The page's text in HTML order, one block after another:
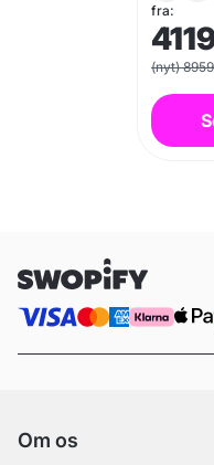
fra:
(nyt)
Om os